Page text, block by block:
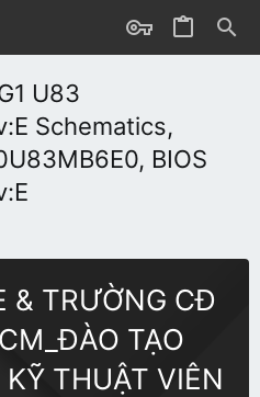
U83
Schematics,
BIOS
& TRƯỜNG CĐ
TẠO
THUẬT VIÊN